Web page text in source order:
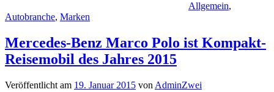
Allgemein,
Autobranche, Marken
Mercedes-Benz Marco Polo ist Kompakt-
Reisemobil des Jahres 2015
Veröffentlicht am 19. Januar 2015 von AdminZwei